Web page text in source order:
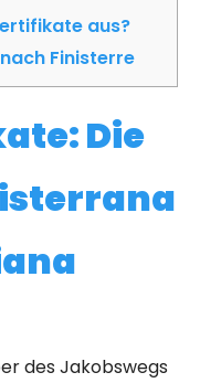
aus?
Finisterre
Die
des Jakobswegs